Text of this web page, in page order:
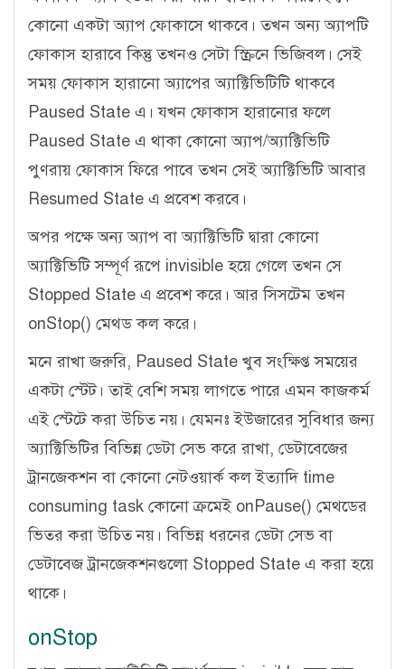
কোনো একটা অ্যাপ ফোকাসে থাকবে। তখন অন্য অ্যাপটি
ফোকাস হারাবে কিন্তু তখনও সেটা স্ক্রিনে ভিজিবল। সেই
সময় ফোকাস হারানো অ্যাপের অ্যাক্টিভিটিটি থাকবে
Paused State এ। যখন ফোকাস হারানোর ফলে
Paused State এ থাকা কোনো অ্যাপ/অ্যাক্টিভিটি
পুণরায় ফোকাস ফিরে পাবে তখন সেই অ্যাক্টিভিটি আবার
Resumed State এ প্রবেশ করবে।
অপর পক্ষে অন্য অ্যাপ বা অ্যাক্টিভিটি দ্বারা কোনো
অ্যাক্টিভিটি সম্পূর্ণ রূপে invisible হয়ে গেলে তখন সে
Stopped State এ প্রবেশ করে। আর সিসটেম তখন
onStop() মেথড কল করে।
মনে রাখা জরুরি, Paused State খুব সংক্ষিপ্ত সময়ের
একটা স্টেট। তাই বেশি সময় লাগতে পারে এমন কাজকর্ম
এই স্টেটে করা উচিত নয়। যেমনঃ ইউজারের সুবিধার জন্য
অ্যাক্টিভিটির বিভিন্ন ডেটা সেভ করে রাখা, ডেটাবেজের
ট্রানজেকশন বা কোনো নেটওয়ার্ক কল ইত্যাদি time
consuming task কোনো ক্রমেই onPause() মেথডের
ভিতর করা উচিত নয়। বিভিন্ন ধরনের ডেটা সেভ বা
ডেটাবেজ ট্রানজেকশনগুলো Stopped State এ করা হয়ে
থাকে।
onStop